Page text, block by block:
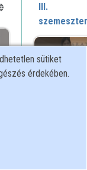
III.
szemeszter
sütiket
érdekében.